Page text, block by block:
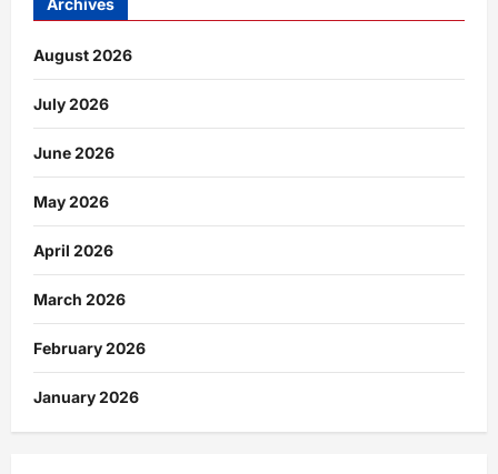
August 2026
July 2026
June 2026
May 2026
April 2026
March 2026
February 2026
January 2026